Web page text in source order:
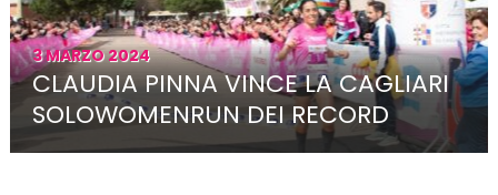
3 MARZO 2024
CLAUDIA PINNA VINCE LA CAGLIARI
SOLOWOMENRUN DEI RECORD